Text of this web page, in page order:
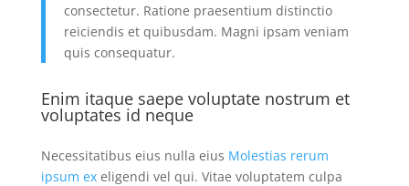
consectetur. Ratione praesentium distinctio
reiciendis et quibusdam. Magni ipsam veniam
quis consequatur.
Enim itaque saepe voluptate nostrum et
voluptates id neque
Necessitatibus eius nulla eius Molestias rerum
ipsum exeligendi vel qui. Vitae voluptatem culpa